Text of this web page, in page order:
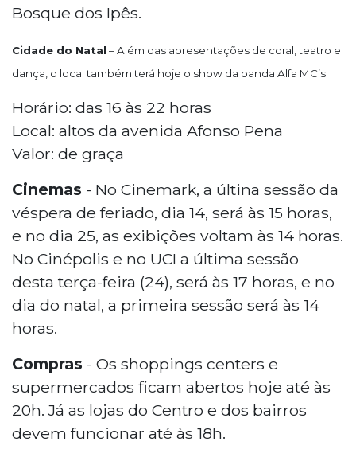
Bosque dos Ipês.
Cidade do Natal– Além das apresentações de coral, teatro e
dança, o local também terá hoje o show da banda Alfa MC’s.
Horário: das 16 às 22 horas
Local: altos da avenida Afonso Pena
Valor: de graça
Cinemas - No Cinemark, a últina sessão da
véspera de feriado, dia 14, será às 15 horas,
e no dia 25, as exibições voltam às 14 horas.
No Cinépolis e no UCI a última sessão
desta terça-feira (24), será às 17 horas, e no
dia do natal, a primeira sessão será às 14
horas.
Compras - Os shoppings centers e
supermercados ficam abertos hoje até às
20h. Já as lojas do Centro e dos bairros
devem funcionar até às 18h.